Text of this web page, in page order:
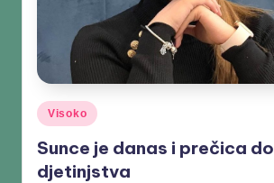
Visoko
Sunce je danas i prečica do
djetinjstva